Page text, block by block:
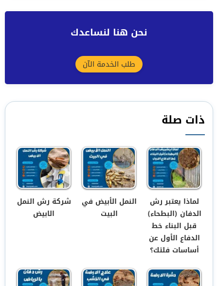
نحن هنا لنساعدك
طلب الخدمة الآن
ذات صلة
لماذا يعتبر رش
الدفان (البطحاء)
قبل البناء خط
الدفاع الأول عن
أساسات فلتك؟
النمل الأبيض في
البيت
شركة رش النمل
الابيض